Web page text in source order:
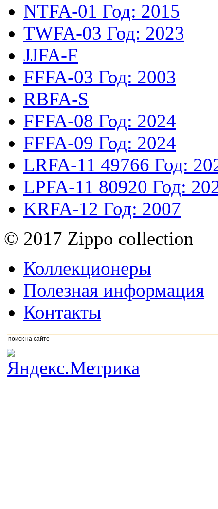
NTFA-01 Год: 2015
TWFA-03 Год: 2023
JJFA-F
FFFA-03 Год: 2003
RBFA-S
FFFA-08 Год: 2024
FFFA-09 Год: 2024
LRFA-11 49766 Год:
LPFA-11 80920 Год:
KRFA-12 Год: 2007
© 2017 Zippo collection
Коллекционеры
Полезная информация
Контакты